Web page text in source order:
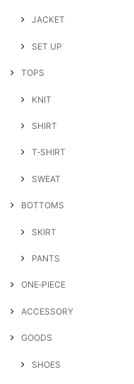
JACKET
SET UP
TOPS
KNIT
SHIRT
T‐SHIRT
SWEAT
BOTTOMS
SKIRT
PANTS
ONE‐PIECE
ACCESSORY
GOODS
SHOES